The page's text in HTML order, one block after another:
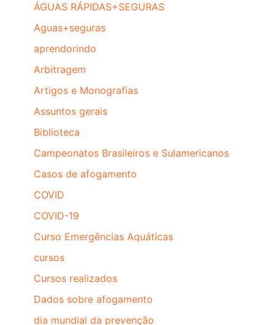
ÁGUAS RÁPIDAS+SEGURAS
Aguas+seguras
aprendorindo
Arbitragem
Artigos e Monografias
Assuntos gerais
Biblioteca
Campeonatos Brasileiros e Sulamericanos
Casos de afogamento
COVID
COVID-19
Curso Emergências Aquáticas
cursos
Cursos realizados
Dados sobre afogamento
dia mundial da prevenção